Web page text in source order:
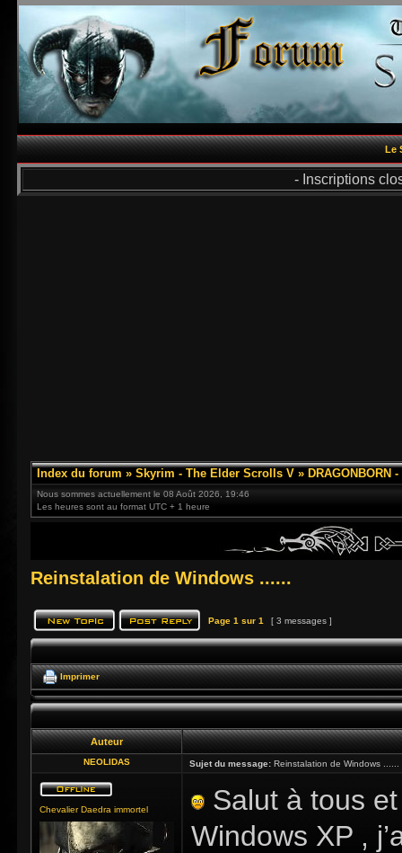
Le
- Inscriptions
Index du forum » Skyrim - The Elder Scrolls V » DRAGONBORN
Nous sommes actuellement le 08 Août 2026, 19:46
Les heures sont au format UTC + 1 heure
Reinstalation de Windows ......
Page 1 sur 1 [ 3 messages ]
Imprimer
Auteur
NEOLIDAS Sujet du message: Reinstalation de Windows ......
Chevalier Daedra immortel
Salut à tous
Windows XP ,